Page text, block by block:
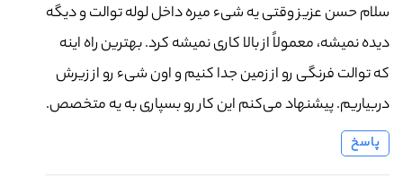
سلام حسن عزیز وقتی یه شیء میره داخل لوله توالت و دیگه
دیده نمیشه، معمولاً از بالا کاری نمیشه کرد. بهترین راه اینه
که توالت فرنگی رو از زمین جدا کنیم و اون شیء رو از زیرش
دربیاریم. پیشنهاد می‌کنم این کار رو بسپاری به یه متخصص.
پاسخ